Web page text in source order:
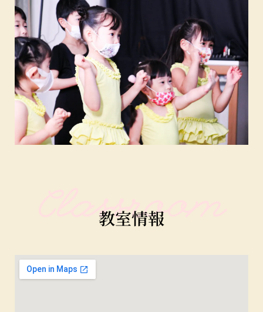
Classroom
教室情報